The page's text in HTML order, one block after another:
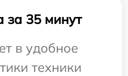
за 35 минут
в удобное
техники